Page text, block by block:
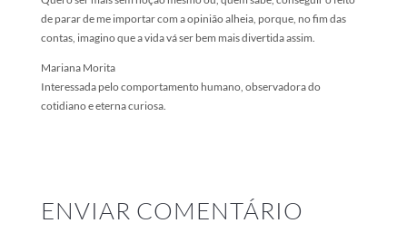
de parar de me importar com a opinião alheia, porque, no fim das
contas, imagino que a vida vá ser bem mais divertida assim.
Mariana Morita
Interessada pelo comportamento humano, observadora do
cotidiano e eterna curiosa.
ENVIAR COMENTÁRIO